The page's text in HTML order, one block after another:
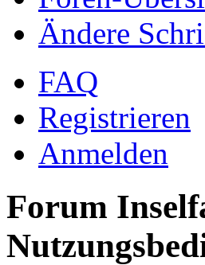
Ändere
FAQ
Registrieren
Anmelden
Forum